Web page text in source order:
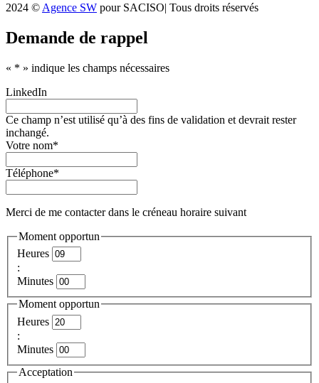
2024 © Agence SW pour SACISO| Tous droits réservés
Demande de rappel
« * » indique les champs nécessaires
LinkedIn
Ce champ n’est utilisé qu’à des fins de validation et devrait rester
inchangé.
Votre nom*
Téléphone*
Merci de me contacter dans le créneau horaire suivant
Moment opportun
Heures
:
Minutes
Moment opportun
Heures
:
Minutes
Acceptation